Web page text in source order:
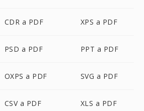
CDR a PDF XPS a PDF
PSD a PDF PPT a PDF
OXPS a PDF SVG a PDF
CSV a PDF XLS a PDF